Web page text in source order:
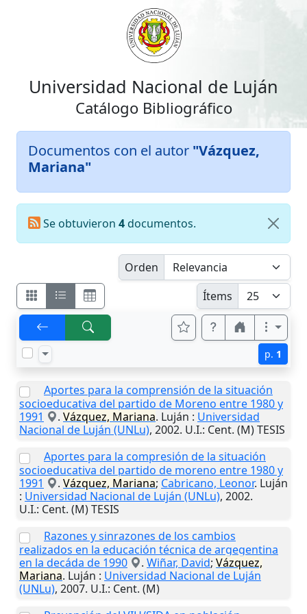
Universidad Nacional de Luján
Catálogo Bibliográfico
Documentos con el autor "Vázquez,
Mariana"
Se obtuvieron 4documentos.
Orden
Ítems
p. 1
Aportes para la comprensión de la situación
socioeducativa del partido de Moreno entre 1980 y
1991
. Vázquez, Mariana. Luján : Universidad
Nacional de Luján (UNLu), 2002. U.I.: Cent. (M) TESIS
Aportes para la compresión de la situación
socioeducativa del partido de moreno entre 1980 y
1991
. Vázquez, Mariana; Cabricano, Leonor. Luján
: Universidad Nacional de Luján (UNLu), 2002.
U.I.: Cent. (M) TESIS
Razones y sinrazones de los cambios
realizados en la educación técnica de argegentina
en la decáda de 1990
. Wiñar, David; Vázquez,
Mariana. Luján : Universidad Nacional de Luján
(UNLu), 2007. U.I.: Cent. (M)